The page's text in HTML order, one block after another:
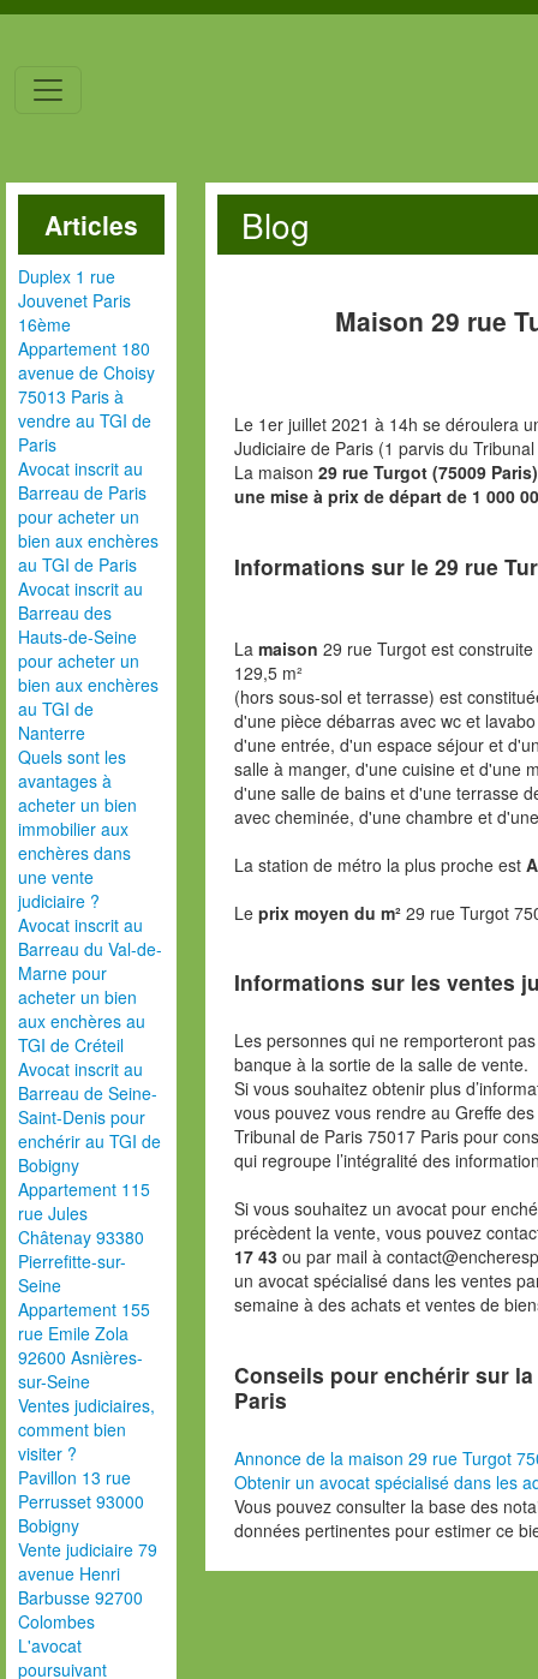
Articles
Duplex 1 rue
Jouvenet Paris
16ème
Appartement 180
avenue de Choisy
75013 Paris à
vendre au TGI de
Paris
Avocat inscrit au
Barreau de Paris
pour acheter un
bien aux enchères
au TGI de Paris
Avocat inscrit au
Barreau des
Hauts-de-Seine
pour acheter un
bien aux enchères
au TGI de
Nanterre
Quels sont les
avantages à
acheter un bien
immobilier aux
enchères dans
une vente
judiciaire ?
Avocat inscrit au
Barreau du Val-de-
Marne pour
acheter un bien
aux enchères au
TGI de Créteil
Avocat inscrit au
Barreau de Seine-
Saint-Denis pour
enchérir au TGI de
Bobigny
Appartement 115
rue Jules
Châtenay 93380
Pierrefitte-sur-
Seine
Appartement 155
rue Emile Zola
92600 Asnières-
sur-Seine
Ventes judiciaires,
comment bien
visiter ?
Pavillon 13 rue
Perrusset 93000
Bobigny
Vente judiciaire 79
avenue Henri
Barbusse 92700
Colombes
L'avocat
poursuivant
Blog
Maison 29 rue
Le 1er juillet 2021 à 14h se déroulera
Judiciaire de Paris (1 parvis du
La maison 29 rue Turgot (75009
une mise à prix de départ de 1 000
Informations sur le 29 rue
La maison 29 rue Turgot est
129,5 m²
(hors sous-sol et terrasse) est
d'une pièce débarras avec wc et
d'une entrée, d'un espace séjour et
salle à manger, d'une cuisine et d'une
d'une salle de bains et d'une terrasse
avec cheminée, d'une chambre et
La station de métro la plus proche est
Le prix moyen du m² 29 rue Turgot
Informations sur les ventes
Les personnes qui ne remporteront
banque à la sortie de la salle de vente.
Si vous souhaitez obtenir plus
vous pouvez vous rendre au Greffe
Tribunal de Paris 75017 Paris pour
qui regroupe l’intégralité des
Si vous souhaitez un avocat pour
précèdent la vente, vous pouvez
17 43 ou par mail à
un avocat spécialisé dans les ventes
semaine à des achats et ventes de
Conseils pour enchérir sur
Paris
Annonce de la maison 29 rue Turgot
Obtenir un avocat spécialisé dans les
Vous pouvez consulter la base des
données pertinentes pour estimer ce